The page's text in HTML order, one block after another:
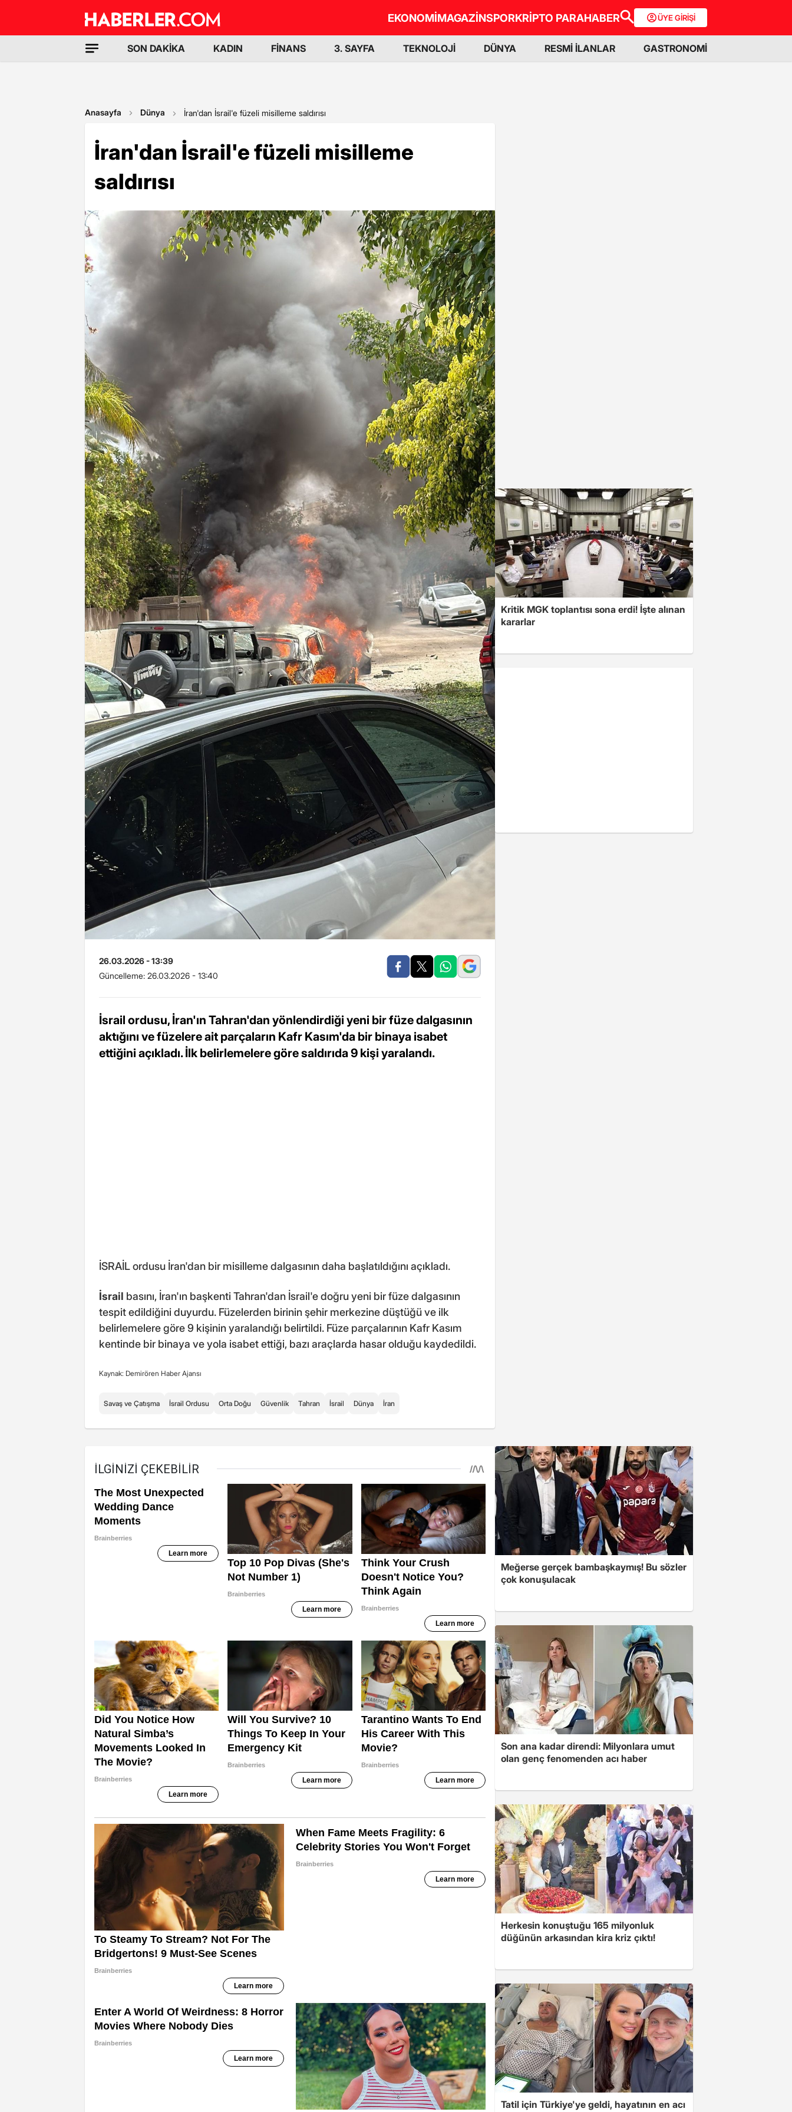
EKONOMİMAGAZİNSPORKRİPTO PARAHABER ÜYE GİRİŞİ
SON DAKİKA KADIN FİNANS 3. SAYFA TEKNOLOJİ DÜNYA RESMİ İLANLAR GASTRONOMİ
Anasayfa Dünya İran'dan İsrail'e füzeli misilleme saldırısı
İran'dan İsrail'e füzeli misilleme
saldırısı
26.03.2026 - 13:39
Güncelleme: 26.03.2026 - 13:40
İsrail ordusu, İran'ın Tahran'dan yönlendirdiği yeni bir füze dalgasının
aktığını ve füzelere ait parçaların Kafr Kasım'da bir binaya isabet
ettiğini açıkladı. İlk belirlemelere göre saldırıda 9 kişi yaralandı.
İSRAİL ordusu İran'dan bir misilleme dalgasının daha başlatıldığını açıkladı.
İsrail basını, İran'ın başkenti Tahran'dan İsrail'e doğru yeni bir füze dalgasının
tespit edildiğini duyurdu. Füzelerden birinin şehir merkezine düştüğü ve ilk
belirlemelere göre 9 kişinin yaralandığı belirtildi. Füze parçalarının Kafr Kasım
kentinde bir binaya ve yola isabet ettiği, bazı araçlarda hasar olduğu kaydedildi.
Kaynak: Demirören Haber Ajansı
Savaş ve Çatışma İsrail Ordusu Orta Doğu Güvenlik Tahran İsrail Dünya İran
Kritik MGK toplantısı sona erdi! İşte alınan
kararlar
Meğerse gerçek bambaşkaymış! Bu sözler
çok konuşulacak
Son ana kadar direndi: Milyonlara umut
olan genç fenomenden acı haber
Herkesin konuştuğu 165 milyonluk
düğünün arkasından kira kriz çıktı!
Tatil için Türkiye'ye geldi, hayatının en acı